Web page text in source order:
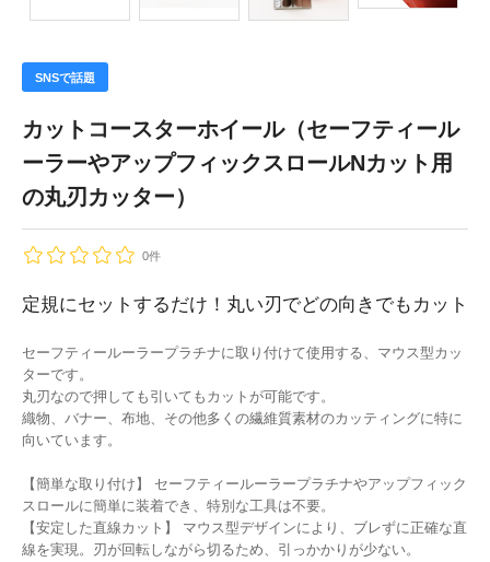
SNSで話題
カットコースターホイール（セーフティール
ーラーやアップフィックスロールNカット用
の丸刃カッター）
0件
定規にセットするだけ！丸い刃でどの向きでもカット
セーフティールーラープラチナに取り付けて使用する、マウス型カッ
ターです。
丸刃なので押しても引いてもカットが可能です。
織物、バナー、布地、その他多くの繊維質素材のカッティングに特に
向いています。
【簡単な取り付け】 セーフティールーラープラチナやアップフィック
スロールに簡単に装着でき、特別な工具は不要。
【安定した直線カット】 マウス型デザインにより、ブレずに正確な直
線を実現。刃が回転しながら切るため、引っかかりが少ない。